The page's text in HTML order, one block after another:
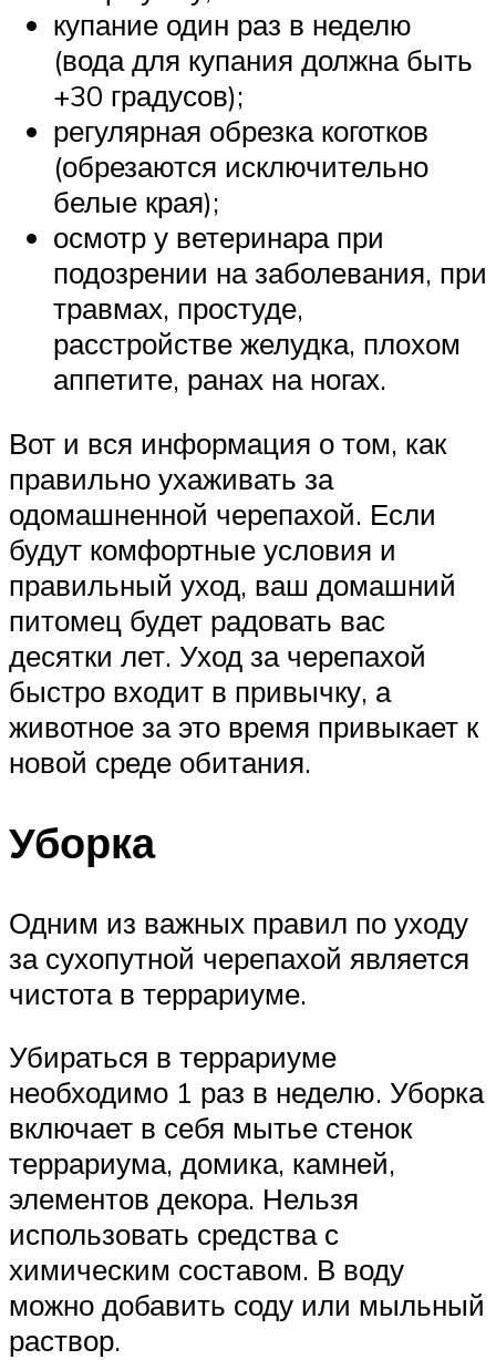
купание один раз в неделю
(вода для купания должна быть
+30 градусов);
регулярная обрезка коготков
(обрезаются исключительно
белые края);
осмотр у ветеринара при
подозрении на заболевания, при
травмах, простуде,
расстройстве желудка, плохом
аппетите, ранах на ногах.
Вот и вся информация о том, как
правильно ухаживать за
одомашненной черепахой. Если
будут комфортные условия и
правильный уход, ваш домашний
питомец будет радовать вас
десятки лет. Уход за черепахой
быстро входит в привычку, а
животное за это время привыкает к
новой среде обитания.
Уборка
Одним из важных правил по уходу
за сухопутной черепахой является
чистота в террариуме.
Убираться в террариуме
необходимо 1 раз в неделю. Уборка
включает в себя мытье стенок
террариума, домика, камней,
элементов декора. Нельзя
использовать средства с
химическим составом. В воду
можно добавить соду или мыльный
раствор.